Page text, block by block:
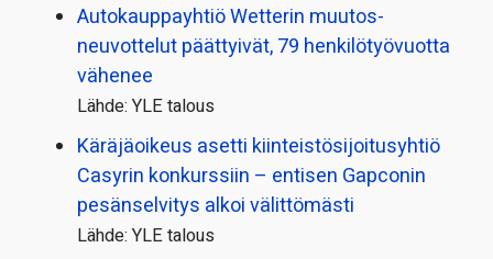
Autokauppayhtiö Wetterin muutos­
neuvottelut päättyivät, 79 henkilö­työvuotta
vähenee
Lähde: YLE talous
Käräjäoikeus asetti kiinteistö­sijoitusyhtiö
Casyrin konkurssiin – entisen Gapconin
pesänselvitys alkoi välittömästi
Lähde: YLE talous